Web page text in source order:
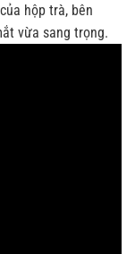
hộp trà, bên
vừa sang trọng.